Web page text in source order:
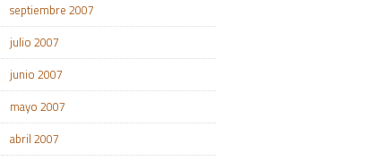
septiembre 2007
julio 2007
junio 2007
mayo 2007
abril 2007